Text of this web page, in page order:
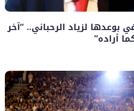
بوعدها لزياد الرحباني.. “آخر
أراده”